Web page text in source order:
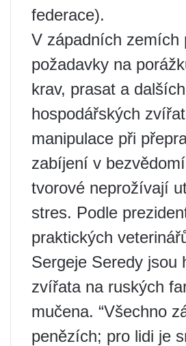
federace).
V západních zemích
požadavky na
krav, prasat a
hospodářských
manipulace při
zabíjení v
tvorové neprožívají
stres. Podle
praktických
Sergeje Seredy jsou
zvířata na ruských
mučena. “Všechno
penězích; pro lidi je